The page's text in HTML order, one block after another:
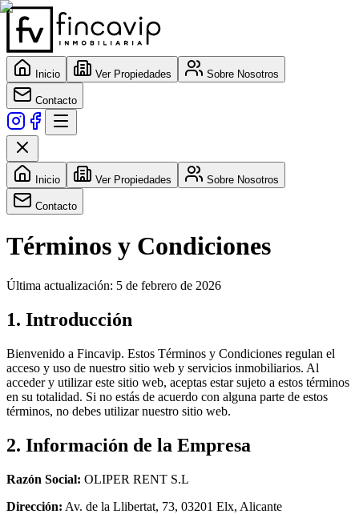
Inicio Ver Propiedades Sobre Nosotros
Contacto
Inicio Ver Propiedades Sobre Nosotros
Contacto
Términos y Condiciones
Última actualización: 5 de febrero de 2026
1. Introducción
Bienvenido a Fincavip. Estos Términos y Condiciones regulan el
acceso y uso de nuestro sitio web y servicios inmobiliarios. Al
acceder y utilizar este sitio web, aceptas estar sujeto a estos términos
en su totalidad. Si no estás de acuerdo con alguna parte de estos
términos, no debes utilizar nuestro sitio web.
2. Información de la Empresa
Razón Social: OLIPER RENT S.L
Dirección: Av. de la Llibertat, 73, 03201 Elx, Alicante